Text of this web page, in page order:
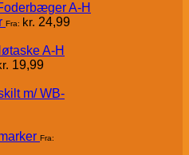
A-H
Fra: kr. 24,99
A-H
19,99
Fra: